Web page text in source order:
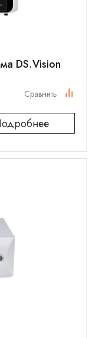
DS.Vision
Сравнить